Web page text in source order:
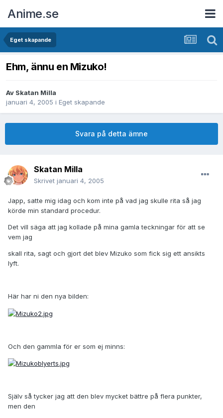
Anime.se
Eget skapande
Ehm, ännu en Mizuko!
Av Skatan Milla
januari 4, 2005 i Eget skapande
Svara på detta ämne
Skatan Milla
Skrivet januari 4, 2005
Japp, satte mig idag och kom inte på vad jag skulle rita så jag
körde min standard procedur.
Det vill säga att jag kollade på mina gamla teckningar för att se
vem jag
skall rita, sagt och gjort det blev Mizuko som fick sig ett ansikts
lyft.
Här har ni den nya bilden:
Och den gammla för er som ej minns:
Själv så tycker jag att den blev mycket bättre på flera punkter,
men den